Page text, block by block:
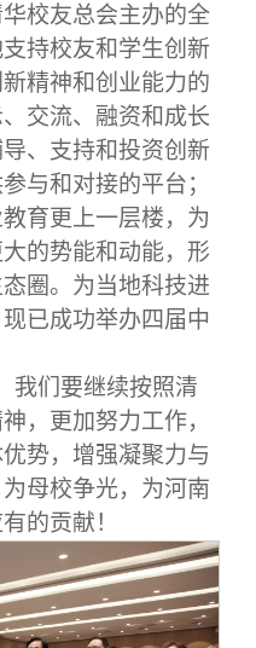
校友总会主办的全
持校友和学生创新
精神和创业能力的
交流、融资和成长
、支持和投资创新
与和对接的平台；
育更上一层楼，为
的势能和动能，形
圈。为当地科技进
现已成功举办四届中
我们要继续按照清
，更加努力工作，
势，增强凝聚力与
母校争光，为河南
的贡献！